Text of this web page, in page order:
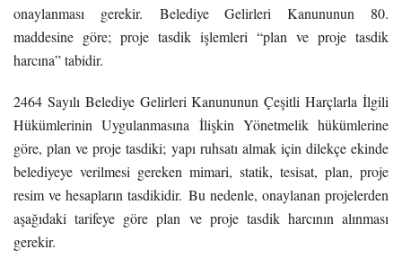
onaylanması gerekir. Belediye Gelirleri Kanununun 80.
maddesine göre; proje tasdik işlemleri “plan ve proje tasdik
harcına” tabidir.
2464 Sayılı Belediye Gelirleri Kanununun Çeşitli Harçlarla İlgili
Hükümlerinin Uygulanmasına İlişkin Yönetmelik hükümlerine
göre, plan ve proje tasdiki; yapı ruhsatı almak için dilekçe ekinde
belediyeye verilmesi gereken mimari, statik, tesisat, plan, proje
resim ve hesapların tasdikidir. Bu nedenle, onaylanan projelerden
aşağıdaki tarifeye göre plan ve proje tasdik harcının alınması
gerekir.